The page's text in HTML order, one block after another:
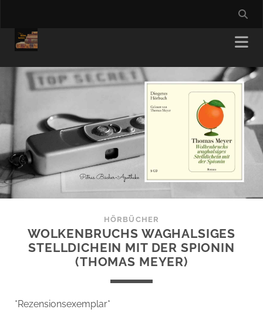
HÖRBÜCHER
WOLKENBRUCHS WAGHALSIGES
STELLDICHEIN MIT DER SPIONIN
(THOMAS MEYER)
*Rezensionsexemplar*